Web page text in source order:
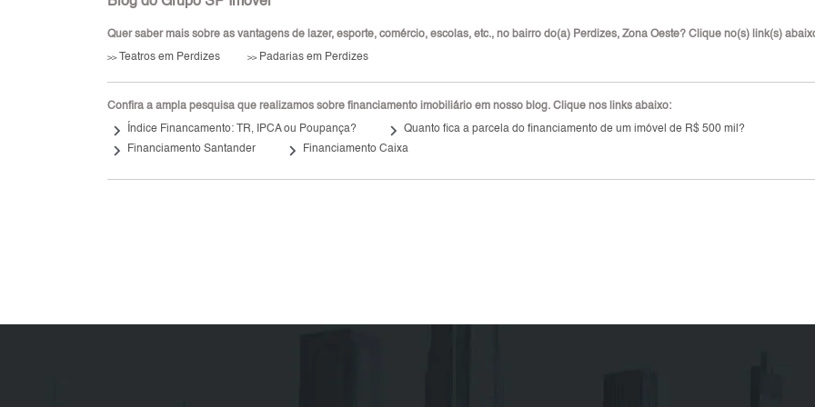
Quer saber mais sobre as vantagens de lazer, esporte, comércio, escolas, etc., no bairro do(a) Perdizes, Zona Oeste? Clique no(s) link(s)
>>Teatros em Perdizes >>Padarias em Perdizes
Confira a ampla pesquisa que realizamos sobre financiamento imobiliário em nosso blog. Clique nos links abaixo:
keyboard_arrow_right Índice Financamento: TR, IPCA ou Poupança? keyboard_arrow_right Quanto fica a parcela do financiamento de um imóvel de R$ 500 mil?
keyboard_arrow_right Financiamento Santander keyboard_arrow_right Financiamento Caixa